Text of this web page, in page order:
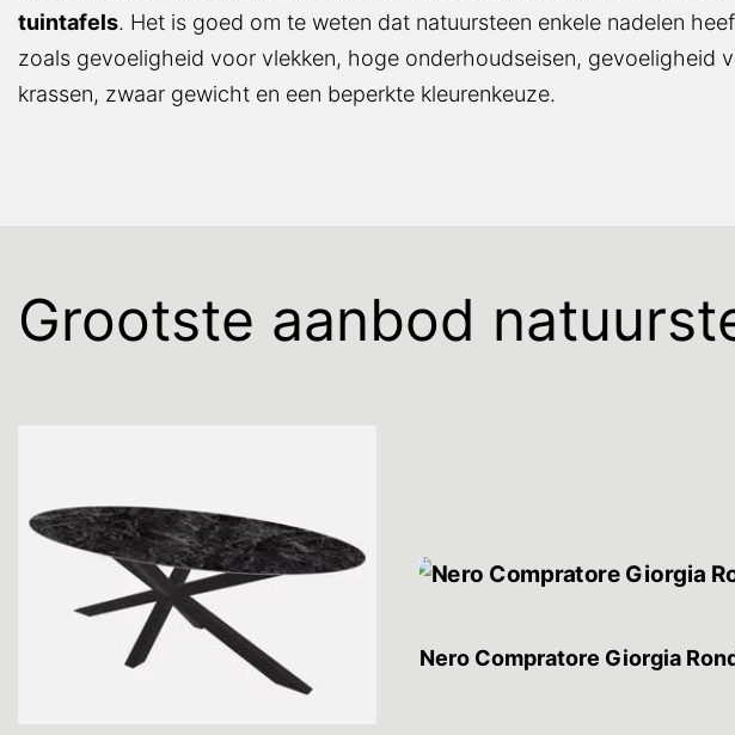
tuintafels. Het is goed om te weten dat natuursteen enkele nadelen
zoals gevoeligheid voor vlekken, hoge onderhoudseisen, gevoeligheid
krassen, zwaar gewicht en een beperkte kleurenkeuze.
Grootste aanbod
Nero Compratore Giorgia